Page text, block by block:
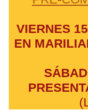
VIERNES
EN